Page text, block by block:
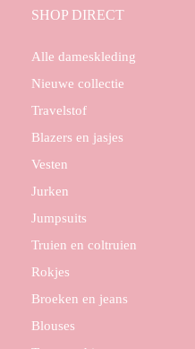
SHOP DIRECT
Alle dameskleding
Nieuwe collectie
Travelstof
Blazers en jasjes
Vesten
Jurken
Jumpsuits
Truien en coltruien
Rokjes
Broeken en jeans
Blouses